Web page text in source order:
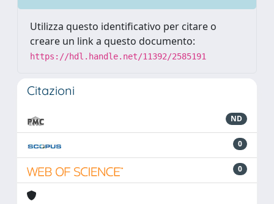
Utilizza questo identificativo per citare o
creare un link a questo documento:
https://hdl.handle.net/11392/2585191
Citazioni
ND
0
0